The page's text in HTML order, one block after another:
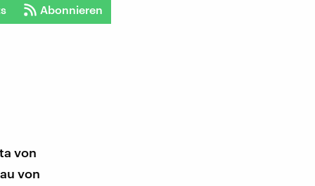
Abonnieren
von
von